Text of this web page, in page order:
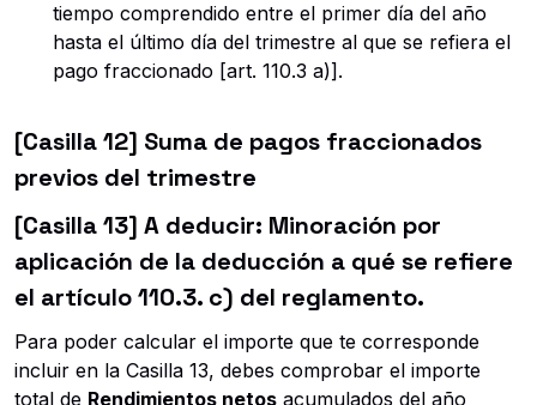
tiempo comprendido entre el primer día del año
hasta el último día del trimestre al que se refiera el
pago fraccionado [art. 110.3 a)].
[Casilla 12] Suma de pagos fraccionados
previos del trimestre
[Casilla 13] A deducir: Minoración por
aplicación de la deducción a qué se refiere
el artículo 110.3. c) del reglamento.
Para poder calcular el importe que te corresponde
incluir en la Casilla 13, debes comprobar el importe
total de Rendimientos netos acumulados del año